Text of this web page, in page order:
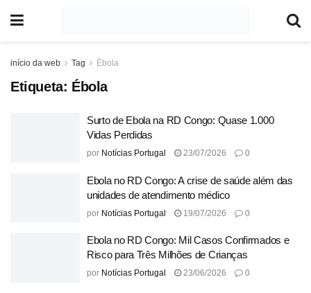
início da web Tag Ébola
Etiqueta: Ébola
Surto de Ebola na RD Congo: Quase 1.000
Vidas Perdidas
por Notícias Portugal 23/07/2026 0
Ebola no RD Congo: A crise de saúde além das
unidades de atendimento médico
por Notícias Portugal 19/07/2026 0
Ebola no RD Congo: Mil Casos Confirmados e
Risco para Três Milhões de Crianças
por Notícias Portugal 23/06/2026 0